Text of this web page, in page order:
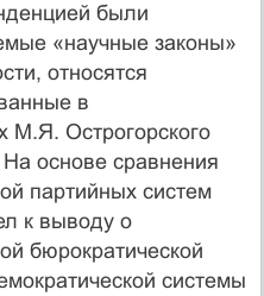
были
«научные законы»
относятся
в
М.Я. Острогорского
основе сравнения
партийных систем
к выводу о
бюрократической
системы